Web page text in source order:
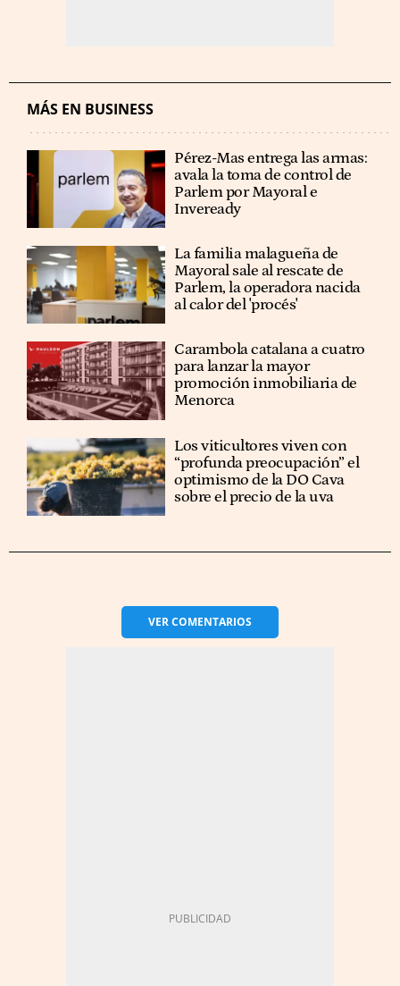
MÁS EN BUSINESS
Pérez-Mas entrega las armas:
avala la toma de control de
Parlem por Mayoral e
Inveready
La familia malagueña de
Mayoral sale al rescate de
Parlem, la operadora nacida
al calor del 'procés'
Carambola catalana a cuatro
para lanzar la mayor
promoción inmobiliaria de
Menorca
Los viticultores viven con
“profunda preocupación” el
optimismo de la DO Cava
sobre el precio de la uva
VERCOMENTARIOS